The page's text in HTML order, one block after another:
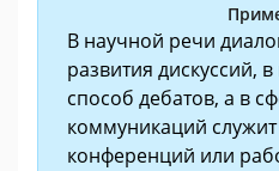
В научной речи
развития дискуссий,
способ дебатов, а в
коммуникаций
конференций или